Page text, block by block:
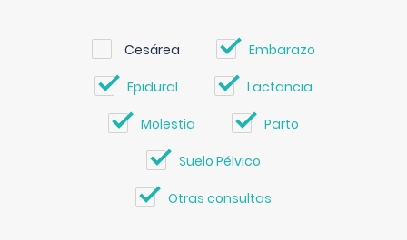
Cesárea Embarazo
Epidural Lactancia
Molestia Parto
Suelo Pélvico
Otras consultas